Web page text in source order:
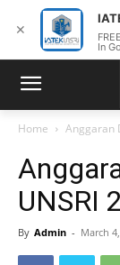
Home Anggaran
UNSRI
By Admin - March
✕ FREE
In